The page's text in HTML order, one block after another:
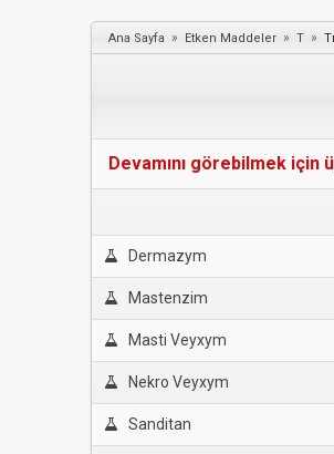
Ana Sayfa » Etken Maddeler » T »
Devamını görebilmek için
Dermazym
Mastenzim
Masti Veyxym
Nekro Veyxym
Sanditan